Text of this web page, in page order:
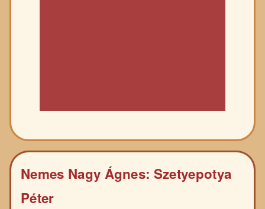
Nemes Nagy Ágnes: Szetyepotya
Péter